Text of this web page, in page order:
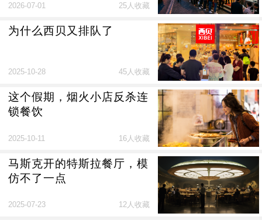
2026-07-01 25人收藏
为什么西贝又排队了
2025-10-28 45人收藏
这个假期，烟火小店反杀连
锁餐饮
2025-10-11 16人收藏
马斯克开的特斯拉餐厅，模
仿不了一点
2025-07-23 12人收藏